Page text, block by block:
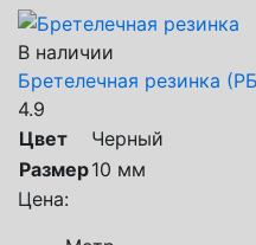
В наличии
Бретелечная резинка
4.9
Цвет
Черный
Размер10 мм
Цена: